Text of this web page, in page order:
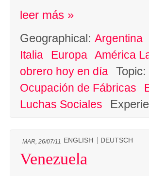
leer más »
Geographical: Argentina
Italia
Europa América
obrero hoy en día
Topic:
Ocupación de Fábricas
Luchas Sociales
MAR, 26/07/11 ENGLISH DEUTSCH
Venezuela